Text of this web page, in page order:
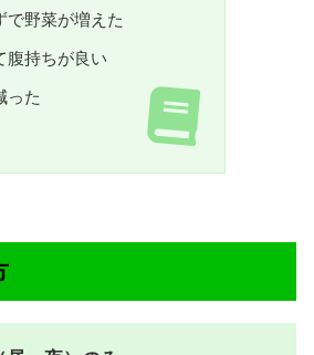
で野菜が増えた
腹持ちが良い
った